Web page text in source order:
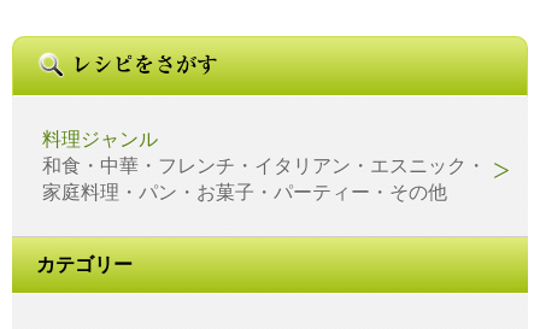
料理ジャンル
和食・中華・フレンチ・イタリアン・エスニック・
家庭料理・パン・お菓子・パーティー・その他
カテゴリー